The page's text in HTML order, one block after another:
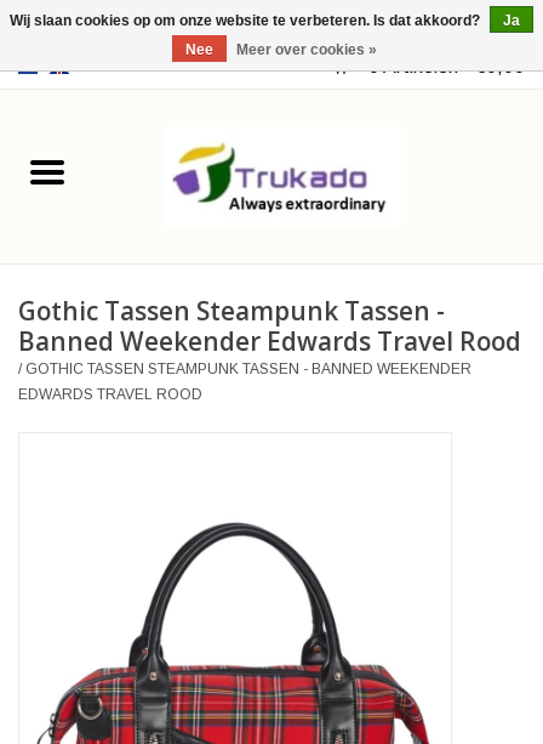
USD 0 Artikelen - €0,00
Leer
Merchandise
Retro Vintage
Giftware & Lifestyle &
Collectables
Gothic Tassen Steampunk Tassen -
Banned Weekender Edwards Travel Rood
/ GOTHIC TASSEN STEAMPUNK TASSEN - BANNED WEEKENDER
EDWARDS TRAVEL ROOD
Wij slaan cookies op om onze website te verbeteren. Is dat akkoord?
Ja
Nee
Meer over cookies »